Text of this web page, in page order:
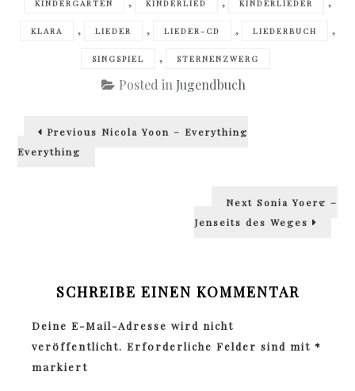
KINDERGARTEN KINDERLIED KINDERLIEDER
KLARA , LIEDER , LIEDER-CD , LIEDERBUCH ,
SINGSPIEL , STERNENZWERG
Posted in Jugendbuch
Beitragsnavigation
Previous Previous
Nicola Yoon – Everything
Everything
Next Next
Sonja Yoerg –
Jenseits des Weges
SCHREIBE EINEN KOMMENTAR
Deine E-Mail-Adresse wird nicht
veröffentlicht. Erforderliche Felder sind mit *
markiert